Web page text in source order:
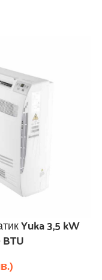
Yuka 3,5 kW
)